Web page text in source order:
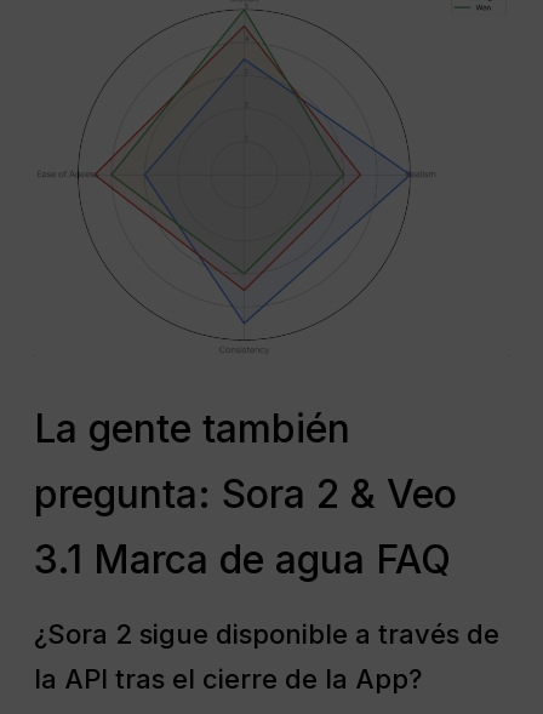
La gente también
pregunta: Sora 2 & Veo
3.1 Marca de agua FAQ
¿Sora 2 sigue disponible a través de
la API tras el cierre de la App?